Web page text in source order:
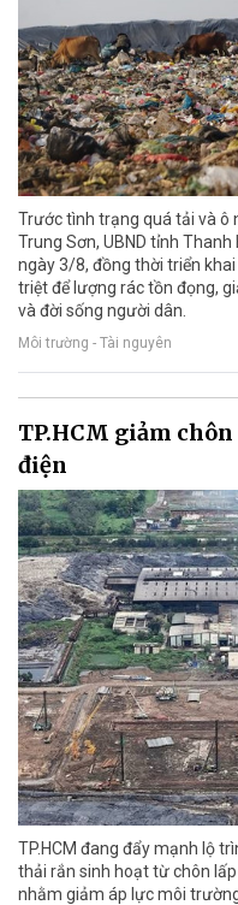
Trước tình trạng quá tải và ô
Trung Sơn, UBND tỉnh
ngày 3/8, đồng thời triển
triệt để lượng rác tồn đọng,
và đời sống người dân.
Môi trường - Tài nguyên
TP.HCM giảm
điện
TP.HCM đang đẩy mạnh lộ
thải rắn sinh hoạt từ chôn
nhằm giảm áp lực môi